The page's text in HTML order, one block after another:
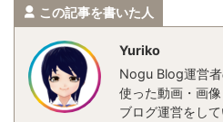
この記事を書いた人
Yuriko
Nogu Blog運営
使った動画・画像
ブログ運営をし